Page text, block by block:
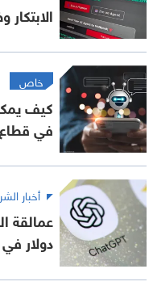
خاص
كيف
في قطاع
أخبار
دولار